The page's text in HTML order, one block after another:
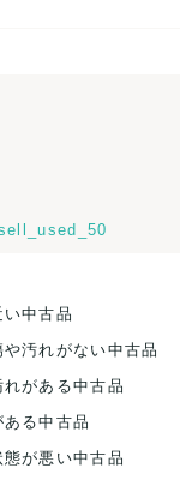
中古品
汚れがない中古品
がある中古品
る中古品
が悪い中古品